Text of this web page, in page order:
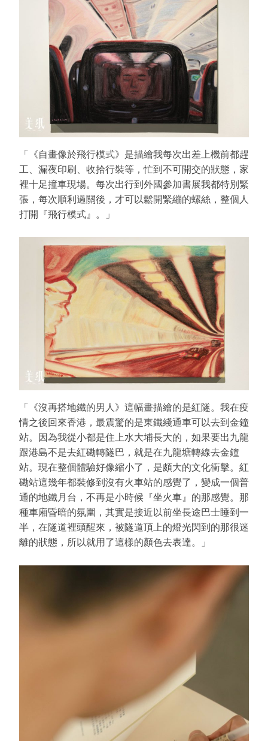
「《自畫像於飛行模式》是描繪我每次出差上機前都趕
工、漏夜印刷、收拾行裝等，忙到不可開交的狀態，家
裡十足撞車現場。每次出行到外國參加書展我都特別緊
張，每次順利過關後，才可以鬆開緊繃的螺絲，整個人
打開『飛行模式』。」
「《沒再搭地鐵的男人》這幅畫描繪的是紅隧。我在疫
情之後回來香港，最震驚的是東鐵綫通車可以去到金鐘
站。因為我從小都是住上水大埔長大的，如果要出九龍
跟港島不是去紅磡轉隧巴，就是在九龍塘轉線去金鐘
站。現在整個體驗好像縮小了，是頗大的文化衝擊。紅
磡站這幾年都裝修到沒有火車站的感覺了，變成一個普
通的地鐵月台，不再是小時候『坐火車』的那感覺。那
種車廂昏暗的氛圍，其實是接近以前坐長途巴士睡到一
半，在隧道裡頭醒來，被隧道頂上的燈光閃到的那很迷
離的狀態，所以就用了這樣的顏色去表達。」